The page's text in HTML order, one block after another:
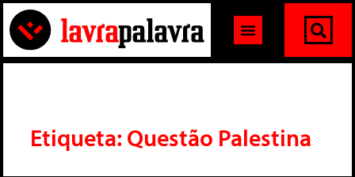
Etiqueta: Questão Palestina